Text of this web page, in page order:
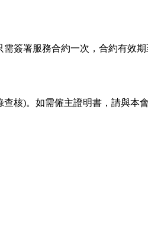
簽署服務合約一次，合約有效
核)。如需僱主證明書，請與本